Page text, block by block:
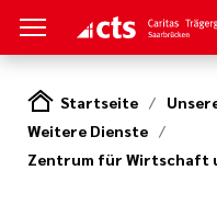
Startseite
Weitere Dienste
Zentrum für Wirtschaft